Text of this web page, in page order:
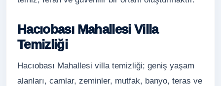
Hacıobası Mahallesi Villa
Temizliği
Hacıobası Mahallesi villa temizliği; geniş yaşam
alanları, camlar, zeminler, mutfak, banyo, teras ve